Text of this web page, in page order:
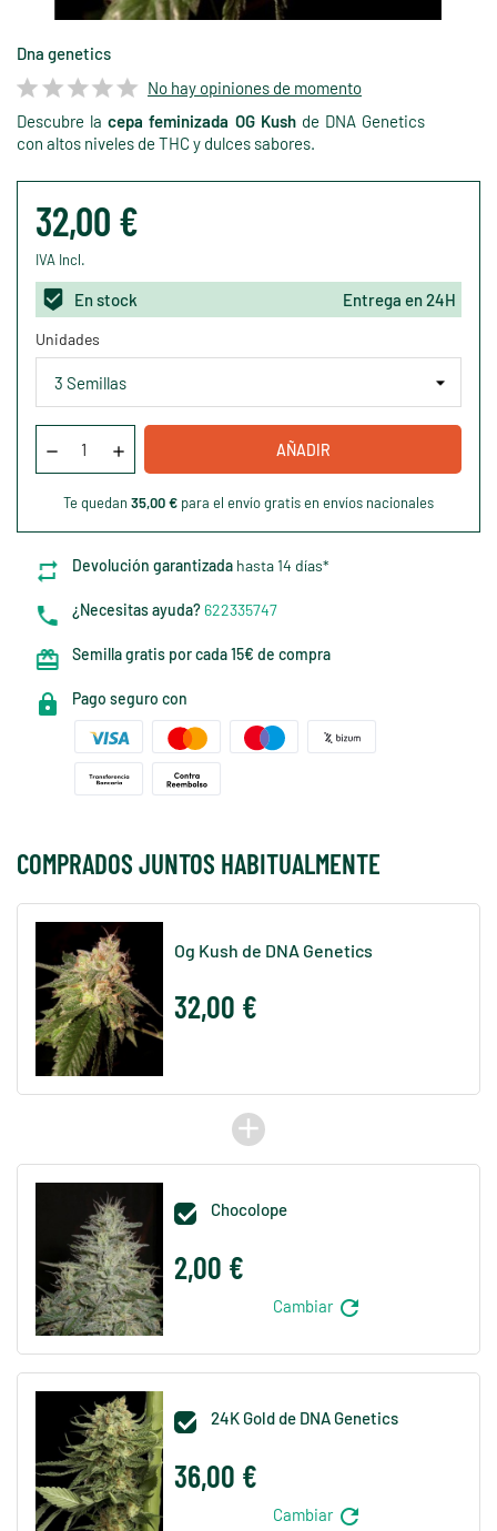
Dna genetics
No hay opiniones de momento
Descubre lacepa feminizada OG Kushde DNA Genetics
con altos niveles de THC y dulces sabores.
32,00 €
IVA Incl.
En stock Entrega en 24H
Unidades
AÑADIR
Te quedan 35,00 € para el envío gratis en envíos nacionales
Devolución garantizada hasta 14 días*
¿Necesitas ayuda?622335747
Semilla gratis por cada 15€ de compra
Pago seguro con
COMPRADOS JUNTOS HABITUALMENTE
Og Kush de DNA Genetics
32,00 €
add
 Chocolope
2,00 €
Cambiar refresh
 24K Gold de DNA Genetics
36,00 €
Cambiar refresh